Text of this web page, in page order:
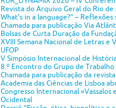
Revista do Arquivo Geral do Rio
What’s in a language?” –
Chamada para publicação Via
Bolsas de Curta Duração da
XVIII Semana Nacional de Letras e
UFOP
V Simpósio Internacional de
8.º Encontro do Grupo de
Chamada para publicação da
Academia das Ciências de Lisboa
Congresso Internacional
Ocidental